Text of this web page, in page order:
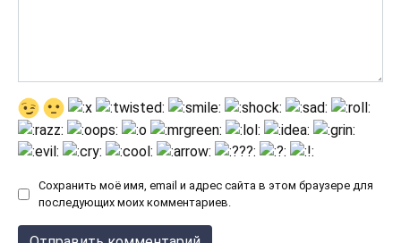
Сохранить моё имя, email и адрес сайта в этом браузере для
последующих моих комментариев.